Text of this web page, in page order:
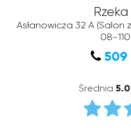
Asłanowicza 32 A (Salon
08-110
509
Średnia